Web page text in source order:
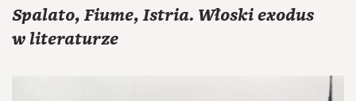
Spalato, Fiume, Istria. Włoski exodus
w literaturze